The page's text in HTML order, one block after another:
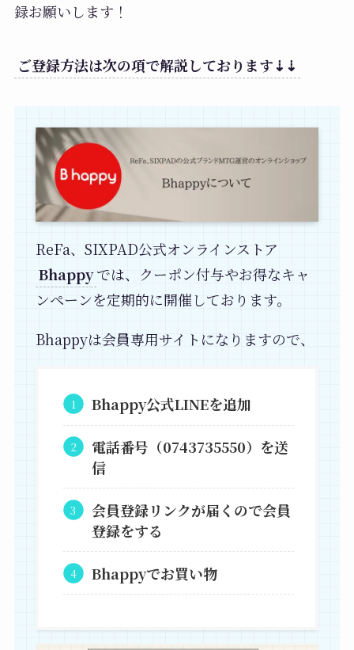
録お願いします！
ご登録方法は次の項で解説しております⇣⇣
ReFa、SIXPAD公式オンラインストア
Bhappy では、クーポン付与やお得なキャ
ンペーンを定期的に開催しております。
Bhappyは会員専用サイトになりますので、
Bhappy公式LINEを追加
電話番号（0743735550）を送
信
会員登録リンクが届くので会員
登録をする
Bhappyでお買い物